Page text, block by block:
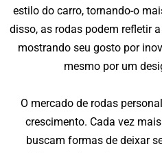
estilo do carro, tornando-o
disso, as rodas podem refletir
mostrando seu gosto por
mesmo por um
O mercado de rodas
crescimento. Cada vez
buscam formas de deixar